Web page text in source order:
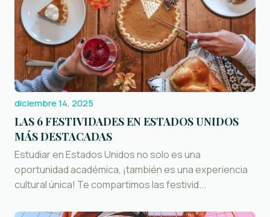
diciembre 14, 2025
LAS 6 FESTIVIDADES EN ESTADOS UNIDOS
MÁS DESTACADAS
Estudiar en Estados Unidos no solo es una
oportunidad académica, ¡también es una experiencia
cultural única! Te compartimos las festivid...